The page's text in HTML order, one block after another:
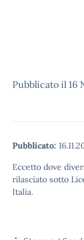
Pubblicato il 16
Pubblicato:
Eccetto dove
rilasciato sotto
Italia.